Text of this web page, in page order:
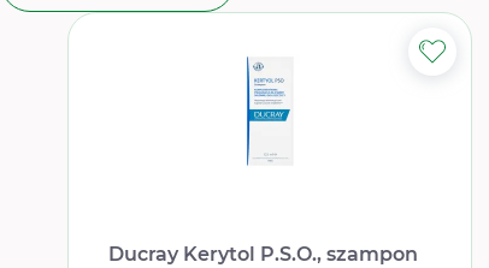
Ducray Kerytol P.S.O., szampon